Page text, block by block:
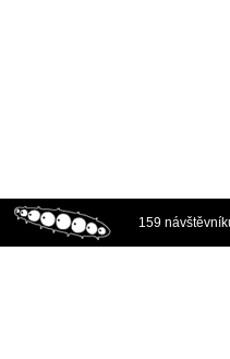
159